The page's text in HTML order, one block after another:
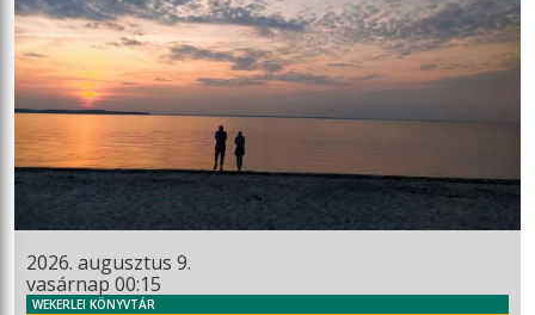
2026. augusztus 9.
vasárnap 00:15
WEKERLEI KÖNYVTÁR